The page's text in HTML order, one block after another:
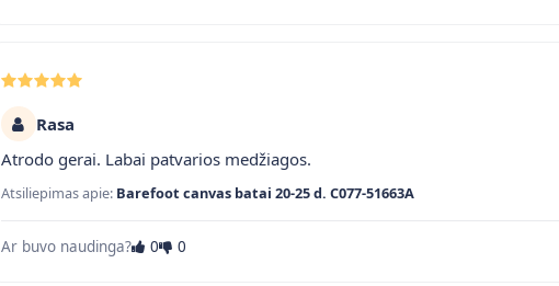
Rasa
Atrodo gerai. Labai patvarios medžiagos.
Atsiliepimas apie: Barefoot canvas batai 20-25 d. C077-51663A
Ar buvo naudinga? 0 0